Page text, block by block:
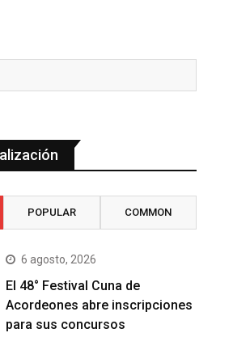
POPULAR COMMON
6 agosto, 2026
El 48° Festival Cuna de
Acordeones abre inscripciones
para sus concursos